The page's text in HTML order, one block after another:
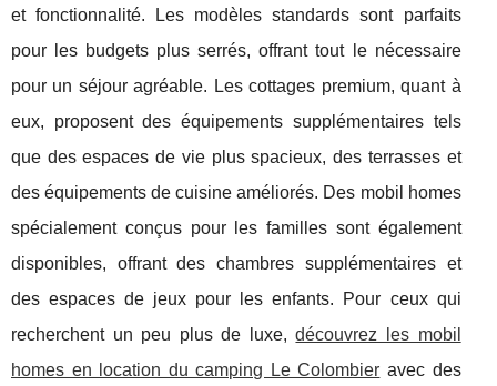
et fonctionnalité. Les modèles standards sont parfaits
pour les budgets plus serrés, offrant tout le nécessaire
pour un séjour agréable. Les cottages premium, quant à
eux, proposent des équipements supplémentaires tels
que des espaces de vie plus spacieux, des terrasses et
des équipements de cuisine améliorés. Des mobil homes
spécialement conçus pour les familles sont également
disponibles, offrant des chambres supplémentaires et
des espaces de jeux pour les enfants. Pour ceux qui
recherchent un peu plus de luxe,découvrez les mobil
homes en location du camping Le Colombier avec des